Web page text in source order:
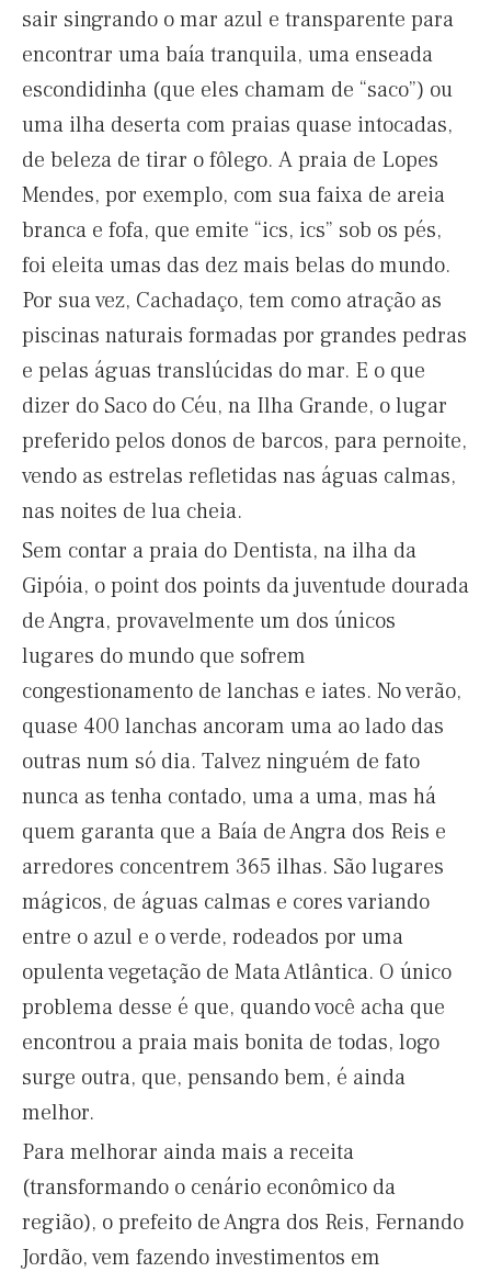
sair singrando o mar azul e transparente para
encontrar uma baía tranquila, uma enseada
escondidinha (que eles chamam de “saco”) ou
uma ilha deserta com praias quase intocadas,
de beleza de tirar o fôlego. A praia de Lopes
Mendes, por exemplo, com sua faixa de areia
branca e fofa, que emite “ics, ics” sob os pés,
foi eleita umas das dez mais belas do mundo.
Por sua vez, Cachadaço, tem como atração as
piscinas naturais formadas por grandes pedras
e pelas águas translúcidas do mar. E o que
dizer do Saco do Céu, na Ilha Grande, o lugar
preferido pelos donos de barcos, para pernoite,
vendo as estrelas refletidas nas águas calmas,
nas noites de lua cheia.
Sem contar a praia do Dentista, na ilha da
Gipóia, o point dos points da juventude dourada
de Angra, provavelmente um dos únicos
lugares do mundo que sofrem
congestionamento de lanchas e iates. No verão,
quase 400 lanchas ancoram uma ao lado das
outras num só dia. Talvez ninguém de fato
nunca as tenha contado, uma a uma, mas há
quem garanta que a Baía de Angra dos Reis e
arredores concentrem 365 ilhas. São lugares
mágicos, de águas calmas e cores variando
entre o azul e o verde, rodeados por uma
opulenta vegetação de Mata Atlântica. O único
problema desse é que, quando você acha que
encontrou a praia mais bonita de todas, logo
surge outra, que, pensando bem, é ainda
melhor.
Para melhorar ainda mais a receita
(transformando o cenário econômico da
região), o prefeito de Angra dos Reis, Fernando
Jordão, vem fazendo investimentos em